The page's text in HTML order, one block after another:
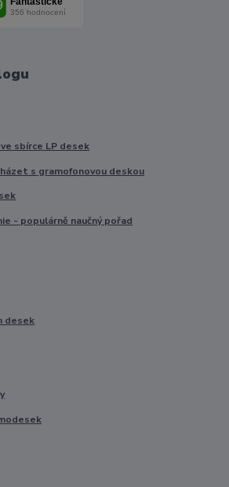
sbírce LP desek
s gramofonovou deskou
- populárně naučný pořad
desek